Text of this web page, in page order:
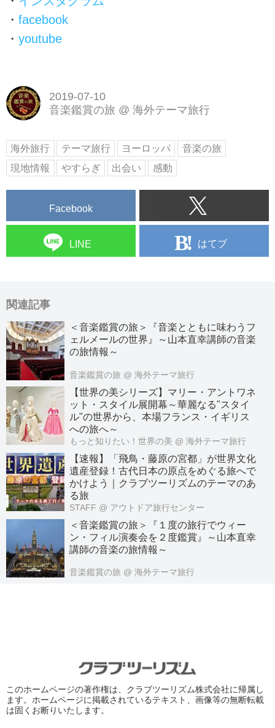
・ facebook
・ youtube
2019-07-10
音楽鑑賞の旅 @ 海外テーマ旅行
海外旅行 テーマ旅行 ヨーロッパ
音楽の旅
現地情報
やすらぎ 出会い 感動
Facebook
LINE はてブ
関連記事
＜音楽鑑賞の旅＞『音楽とともに味わうフ
ェルメールの世界』～山本直幸講師の音楽
の旅情報～
音楽鑑賞の旅 @ 海外テーマ旅行
【世界の美シリーズ】マリー・アントワネ
ット・スタイル展開幕～華麗なる"スタイ
ル"の世界から、本場フランス・イギリス
への旅へ～
もっと知りたい！世界の美 @ 海外テーマ旅行
【速報】「飛鳥・藤原の宮都」が世界文化
遺産登録！古代日本の原点をめぐる旅へで
かけよう｜クラブツーリズムのテーマのあ
る旅
STAFF @ アウトドア旅行センター
＜音楽鑑賞の旅＞『１度の旅行でウィー
ン・フィル演奏会を２度鑑賞』～山本直幸
講師の音楽の旅情報～
音楽鑑賞の旅 @ 海外テーマ旅行
このホームページの著作権は、クラブツーリズム株式会社に帰属し
ます。ホームページに掲載されているテキスト、画像等の無断転載
は固くお断りいたします。